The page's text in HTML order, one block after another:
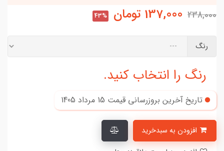
238,000
137,000 تومان 43%
رنگ
رنگ را انتخاب کنید.
تاریخ آخرین بروزرسانی قیمت 15 مرداد 1405